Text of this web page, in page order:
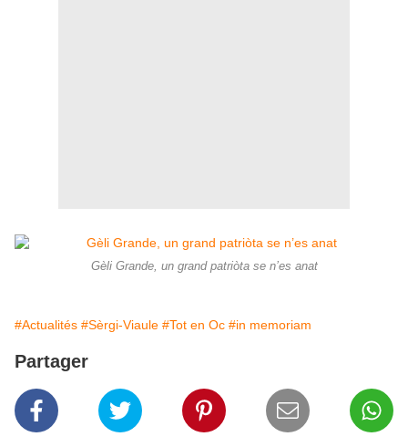
Gèli Grande, un grand patriòta se n’es anat
#Actualités #Sèrgi-Viaule #Tot en Oc #in memoriam
Partager